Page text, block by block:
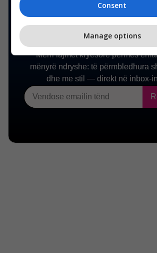
Consent
Manage options